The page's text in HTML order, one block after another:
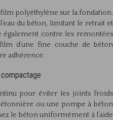
polyéthylène sur la fondation.
du béton, limitant le retrait et
contre les remontées
d’une fine couche de béton
adhérence.
pour éviter les joints froids
ou une pompe à béton
le béton uniformément à l’aide